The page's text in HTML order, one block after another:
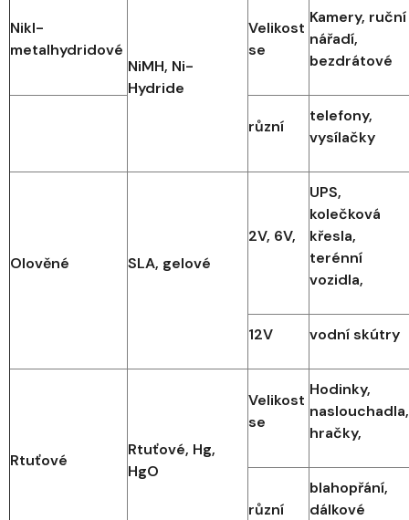
Nikl-
metalhydridové
NiMH, Ni-
Hydride
Velikost
se
Kamery, ruční
nářadí,
bezdrátové
různí
telefony,
vysílačky
Olověné SLA, gelové
2V, 6V,
UPS,
kolečková
křesla,
terénní
vozidla,
12V vodní skútry
Rtuťové
Rtuťové, Hg,
HgO
Velikost
se
Hodinky,
naslouchadla,
hračky,
různí
blahopřání,
dálkové